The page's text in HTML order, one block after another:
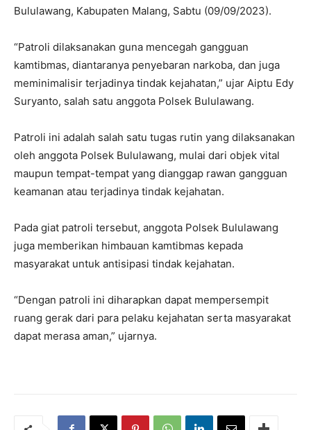
Bululawang, Kabupaten Malang, Sabtu (09/09/2023).
“Patroli dilaksanakan guna mencegah gangguan
kamtibmas, diantaranya penyebaran narkoba, dan juga
meminimalisir terjadinya tindak kejahatan,” ujar Aiptu Edy
Suryanto, salah satu anggota Polsek Bululawang.
Patroli ini adalah salah satu tugas rutin yang dilaksanakan
oleh anggota Polsek Bululawang, mulai dari objek vital
maupun tempat-tempat yang dianggap rawan gangguan
keamanan atau terjadinya tindak kejahatan.
Pada giat patroli tersebut, anggota Polsek Bululawang
juga memberikan himbauan kamtibmas kepada
masyarakat untuk antisipasi tindak kejahatan.
“Dengan patroli ini diharapkan dapat mempersempit
ruang gerak dari para pelaku kejahatan serta masyarakat
dapat merasa aman,” ujarnya.